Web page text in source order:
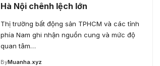
Hà Nội chênh lệch lớn
Thị trường bất động sản TPHCM và các tỉnh
phía Nam ghi nhận nguồn cung và mức độ
quan tâm…
ByMuanha.xyz